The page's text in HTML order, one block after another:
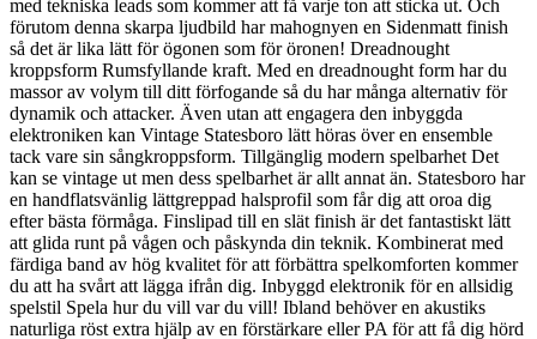
med tekniska leads som kommer att få varje ton att sticka ut. Och
förutom denna skarpa ljudbild har mahognyen en Sidenmatt finish
så det är lika lätt för ögonen som för öronen! Dreadnought
kroppsform Rumsfyllande kraft. Med en dreadnought form har du
massor av volym till ditt förfogande så du har många alternativ för
dynamik och attacker. Även utan att engagera den inbyggda
elektroniken kan Vintage Statesboro lätt höras över en ensemble
tack vare sin sångkroppsform. Tillgänglig modern spelbarhet Det
kan se vintage ut men dess spelbarhet är allt annat än. Statesboro har
en handflatsvänlig lättgreppad halsprofil som får dig att oroa dig
efter bästa förmåga. Finslipad till en slät finish är det fantastiskt lätt
att glida runt på vågen och påskynda din teknik. Kombinerat med
färdiga band av hög kvalitet för att förbättra spelkomforten kommer
du att ha svårt att lägga ifrån dig. Inbyggd elektronik för en allsidig
spelstil Spela hur du vill var du vill! Ibland behöver en akustiks
naturliga röst extra hjälp av en förstärkare eller PA för att få dig hörd